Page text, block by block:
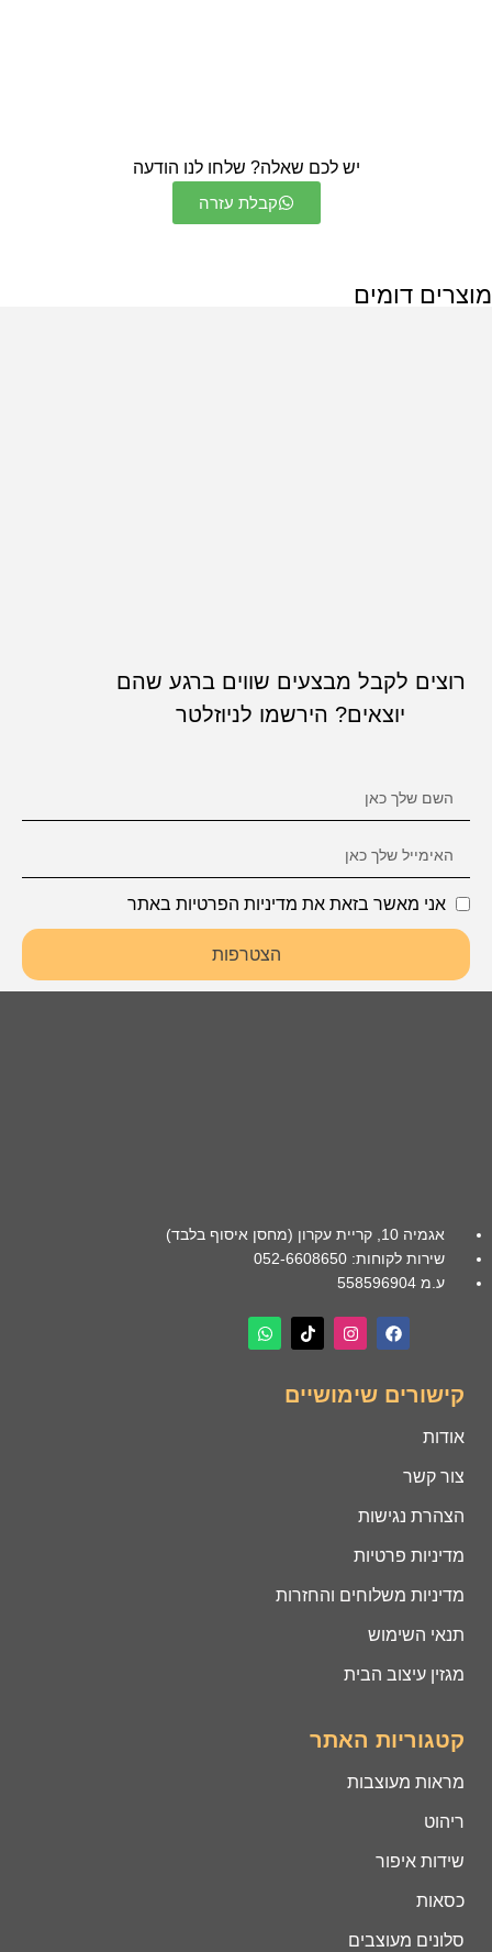
יש לכם שאלה? שלחו לנו הודעה
קבלת עזרה
מוצרים דומים
רוצים לקבל מבצעים שווים ברגע שהם
יוצאים? הירשמו לניוזלטר
אני מאשר בזאת את מדיניות הפרטיות באתר
הצטרפות
אגמיה 10, קריית עקרון (מחסן איסוף בלבד)
שירות לקוחות: 052-6608650
ע.מ 558596904
קישורים שימושיים
אודות
צור קשר
הצהרת נגישות
מדיניות פרטיות
מדיניות משלוחים והחזרות
תנאי השימוש
מגזין עיצוב הבית
קטגוריות האתר
מראות מעוצבות
ריהוט
שידות איפור
כסאות
סלונים מעוצבים